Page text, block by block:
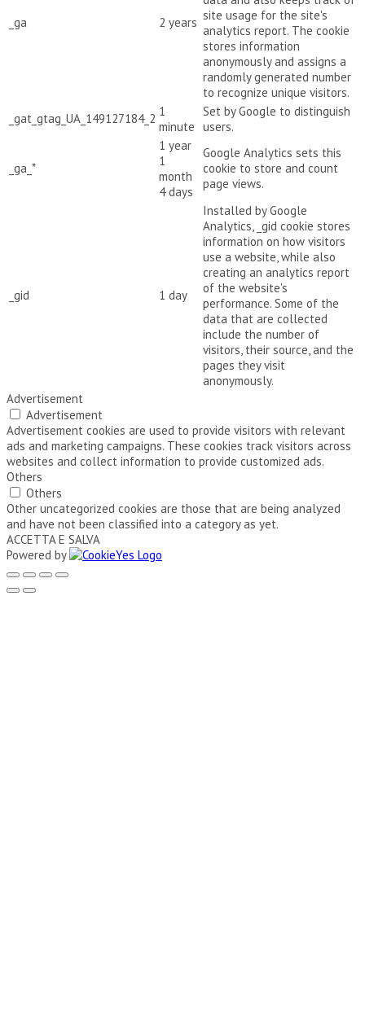
_ga 2 years site usage for the site's
analytics report. The cookie
stores information
anonymously and assigns a
randomly generated number
to recognize unique visitors.
_gat_gtag_UA_149127184_2 1
minute
Set by Google to distinguish
users.
_ga_*
1 year
1
month
4 days
Google Analytics sets this
cookie to store and count
page views.
_gid 1 day
Installed by Google
Analytics, _gid cookie stores
information on how visitors
use a website, while also
creating an analytics report
of the website's
performance. Some of the
data that are collected
include the number of
visitors, their source, and the
pages they visit
anonymously.
Advertisement
Advertisement
Advertisement cookies are used to provide visitors with relevant
ads and marketing campaigns. These cookies track visitors across
websites and collect information to provide customized ads.
Others
Others
Other uncategorized cookies are those that are being analyzed
and have not been classified into a category as yet.
ACCETTA E SALVA
Powered by